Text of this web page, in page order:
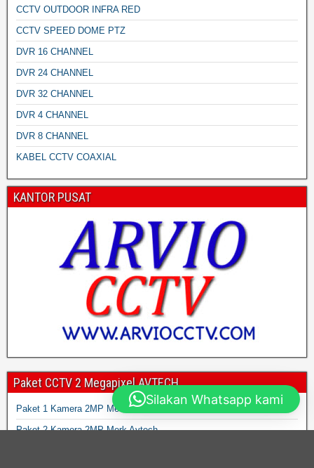
CCTV OUTDOOR INFRA RED
CCTV SPEED DOME PTZ
DVR 16 CHANNEL
DVR 24 CHANNEL
DVR 32 CHANNEL
DVR 4 CHANNEL
DVR 8 CHANNEL
KABEL CCTV COAXIAL
KANTOR PUSAT
Paket CCTV 2 Megapixel AVTECH
Paket 1 Kamera 2MP Merk Avtech
Paket 2 Kamera 2MP Merk Avtech
Silakan Whatsapp kami